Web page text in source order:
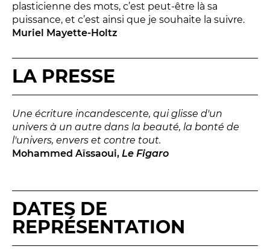
Lettres à... [8eédition]
Les Spectacles itinérants
Autour des spectacles
Visites
INFOS PRATIQUES
NOS SALLES
plasticienne des mots, c’est peut-être là sa
puissance, et c’est ainsi que je souhaite la suivre.
Muriel Mayette-Holtz
LA PRESSE
Une écriture incandescente, qui glisse d'un
univers à un autre dans la beauté, la bonté de
l'univers, envers et contre tout.
Mohammed Aïssaoui, Le Figaro
DATES DE
REPRÉSENTATION